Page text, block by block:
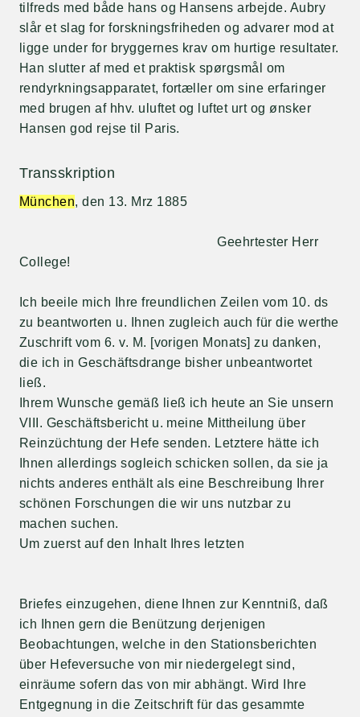
tilfreds med både hans og Hansens arbejde. Aubry
slår et slag for forskningsfriheden og advarer mod at
ligge under for bryggernes krav om hurtige resultater.
Han slutter af med et praktisk spørgsmål om
rendyrkningsapparatet, fortæller om sine erfaringer
med brugen af hhv. uluftet og luftet urt og ønsker
Hansen god rejse til Paris.
Transskription
München, den 13. Mrz 1885
Geehrtester Herr
College!
Ich beeile mich Ihre freundlichen Zeilen vom 10. ds
zu beantworten u. Ihnen zugleich auch für die werthe
Zuschrift vom 6. v. M. [vorigen Monats] zu danken,
die ich in Geschäftsdrange bisher unbeantwortet
ließ.
Ihrem Wunsche gemäß ließ ich heute an Sie unsern
VIII. Geschäftsbericht u. meine Mittheilung über
Reinzüchtung der Hefe senden. Letztere hätte ich
Ihnen allerdings sogleich schicken sollen, da sie ja
nichts anderes enthält als eine Beschreibung Ihrer
schönen Forschungen die wir uns nutzbar zu
machen suchen.
Um zuerst auf den Inhalt Ihres letzten
Briefes einzugehen, diene Ihnen zur Kenntniß, daß
ich Ihnen gern die Benützung derjenigen
Beobachtungen, welche in den Stationsberichten
über Hefeversuche von mir niedergelegt sind,
einräume sofern das von mir abhängt. Wird Ihre
Entgegnung in die Zeitschrift für das gesammte